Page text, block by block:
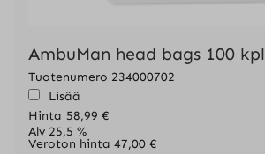
AmbuMan head bags 100 kpl
Tuotenumero 234000702
Lisää
Hinta 58,99€
Alv 25,5 %
Veroton hinta 47,00 €